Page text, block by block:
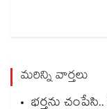
మరిన్ని వార్తలు
భర్తను